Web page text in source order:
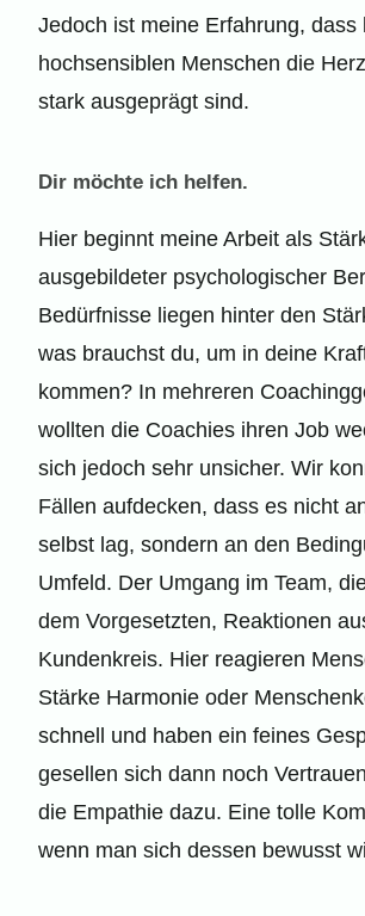
Jedoch ist meine Erfahrung, dass
hochsensiblen Menschen die
stark ausgeprägt sind.
Dir möchte ich helfen.
Hier beginnt meine Arbeit als
ausgebildeter psychologischer
Bedürfnisse liegen hinter den
was brauchst du, um in deine
kommen? In mehreren
wollten die Coachies ihren Job
sich jedoch sehr unsicher. Wir
Fällen aufdecken, dass es nicht
selbst lag, sondern an den
Umfeld. Der Umgang im Team,
dem Vorgesetzten, Reaktionen
Kundenkreis. Hier reagieren
Stärke Harmonie oder
schnell und haben ein feines
gesellen sich dann noch
die Empathie dazu. Eine tolle
wenn man sich dessen bewusst